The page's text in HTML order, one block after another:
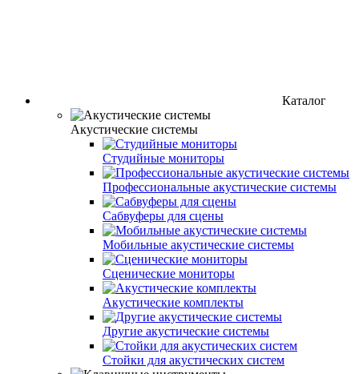
Каталог
Акустические системы
Студийные мониторы
Профессиональные акустические системы
Сабвуферы для сцены
Мобильные акустические системы
Сценические мониторы
Акyстические комплекты
Другие акустические системы
Стойки для акустических систем